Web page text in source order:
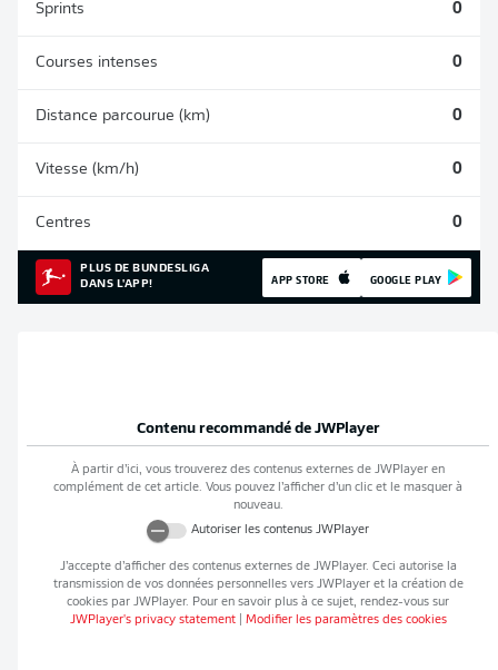
Sprints 0
Courses intenses 0
Distance parcourue (km) 0
Vitesse (km/h) 0
Centres 0
PLUS DE BUNDESLIGA
DANS L'APP!
APP STORE GOOGLE PLAY
Contenu recommandé de JWPlayer
À partir d’ici, vous trouverez des contenus externes de JWPlayer en
complément de cet article. Vous pouvez l’afficher d’un clic et le masquer à
nouveau.
Autoriser les contenus JWPlayer
J’accepte d’afficher des contenus externes de JWPlayer. Ceci autorise la
transmission de vos données personnelles vers JWPlayeret la création de
cookies par JWPlayer. Pour en savoir plus à ce sujet, rendez-vous sur
JWPlayer's privacy statement| Modifier les paramètres des cookies